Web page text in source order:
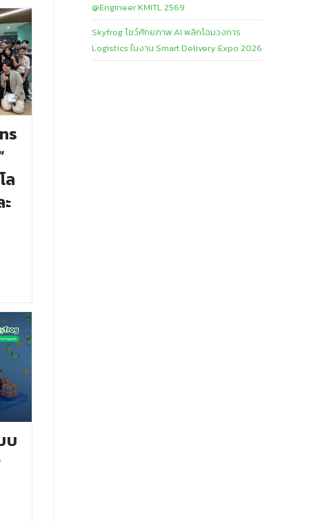
ล
บ
@Engineer KMITL 2569
Skyfrog โชว์ศักยภาพ AI พลิกโฉมวงการ
Logistics ในงาน Smart Delivery Expo 2026